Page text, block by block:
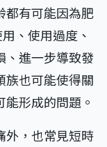
都有可能因為肥
、使用過度、
、進一步導致發
族也可能使得關
形成的問題。
外，也常見短時